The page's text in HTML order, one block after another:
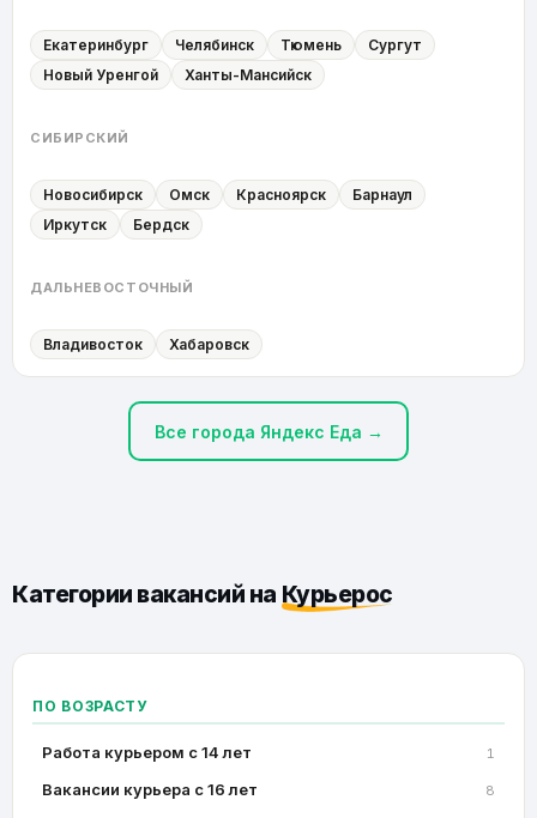
Екатеринбург Челябинск Тюмень
Сургут
Новый Уренгой
Ханты-Мансийск
СИБИРСКИЙ
Новосибирск Омск Красноярск
Барнаул
Иркутск
Бердск
ДАЛЬНЕВОСТОЧНЫЙ
Владивосток Хабаровск
Все города Яндекс Еда →
Категории вакансий на Курьерос
ПО ВОЗРАСТУ
Работа курьером с 14 лет 1
Вакансии курьера с 16 лет 8